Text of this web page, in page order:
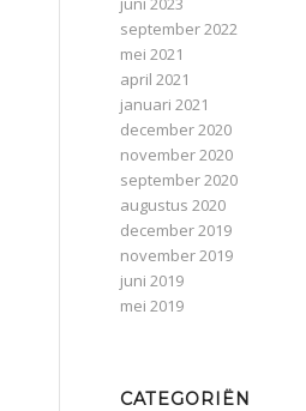
september 2022
mei 2021
april 2021
januari 2021
december 2020
november 2020
september 2020
augustus 2020
december 2019
november 2019
juni 2019
mei 2019
CATEGORIËN